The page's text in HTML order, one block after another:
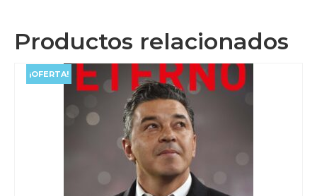
Productos relacionados
¡OFERTA!